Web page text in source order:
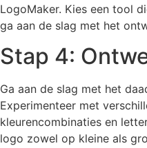
LogoMaker. Kies een tool
ga aan de slag met het
Stap 4:
Ga aan de slag met het
Experimenteer met
kleurencombinaties en
logo zowel op kleine als